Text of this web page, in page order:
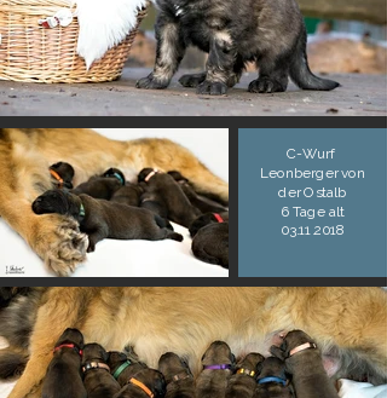
C-Wurf
Leonberger von
der Ostalb
6 Tage alt
03.11.2018